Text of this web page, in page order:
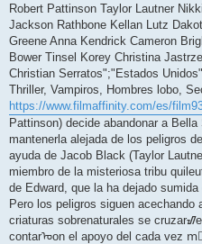
Robert Pattinson Taylor Lautner
Jackson Rathbone Kellan Lutz
Greene Anna Kendrick Cameron
Bower Tinsel Korey Christina
Christian Serratos";"Estados
Thriller, Vampiros, Hombres lobo,
https://www.filmaffinity.com/es/
Pattinson) decide abandonar a
mantenerla alejada de los
ayuda de Jacob Black (Taylor
miembro de la misteriosa tribu
de Edward, que la ha dejado
Pero los peligros siguen
criaturas sobrenaturales se
contarᠣon el apoyo del cada vez